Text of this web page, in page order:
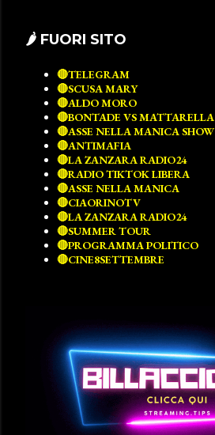
🌶 FUORI SITO
🔴TELEGRAM
🔴SCUSA MARY
🔴ALDO MORO
🔴BONTADE VS MATTARELLA
🔴ASSE NELLA MANICA SHOW
🔴ANTIMAFIA
🔴LA ZANZARA RADIO24
🔴RADIO TIKTOK LIBERA
🔴ASSE NELLA MANICA
🔴CIAORINOTV
🔴LA ZANZARA RADIO24
🔴SUMMER TOUR
🔴PROGRAMMA POLITICO
🔴CINE8SETTEMBRE